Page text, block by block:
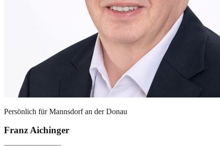
Persönlich fürMannsdorf an der Donau
Franz Aichinger